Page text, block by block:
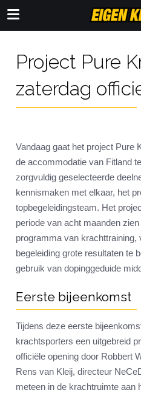
Project Pure
zaterdag
Vandaag gaat het project Pure
de accommodatie van Fitland
zorgvuldig geselecteerde
kennismaken met elkaar, het
topbegeleidingsteam. Het
periode van acht maanden
programma van krachttraining,
begeleiding grote resultaten te
gebruik van dopinggeduide
Eerste bijeenkomst
Tijdens deze eerste
krachtsporters een uitgebreid
officiële opening door Robbert
Rens van Kleij, directeur
meteen in de krachtruimte aan